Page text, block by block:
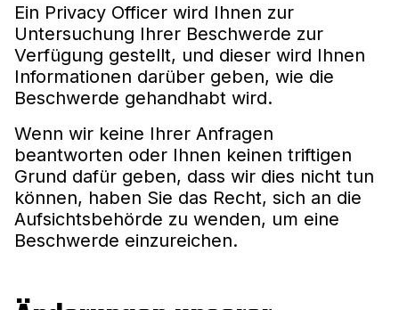
Ein Privacy Officer wird Ihnen zur
Untersuchung Ihrer Beschwerde zur
Verfügung gestellt, und dieser wird Ihnen
Informationen darüber geben, wie die
Beschwerde gehandhabt wird.
Wenn wir keine Ihrer Anfragen
beantworten oder Ihnen keinen triftigen
Grund dafür geben, dass wir dies nicht tun
können, haben Sie das Recht, sich an die
Aufsichtsbehörde zu wenden, um eine
Beschwerde einzureichen.